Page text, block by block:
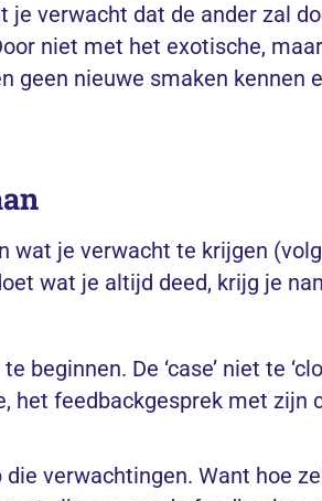
je verwacht dat de ander zal
niet met het exotische,
geen nieuwe smaken kennen
wat je verwacht te krijgen
wat je altijd deed, krijg je
beginnen. De ‘case’ niet te
het feedbackgesprek met zijn
verwachtingen. Want hoe